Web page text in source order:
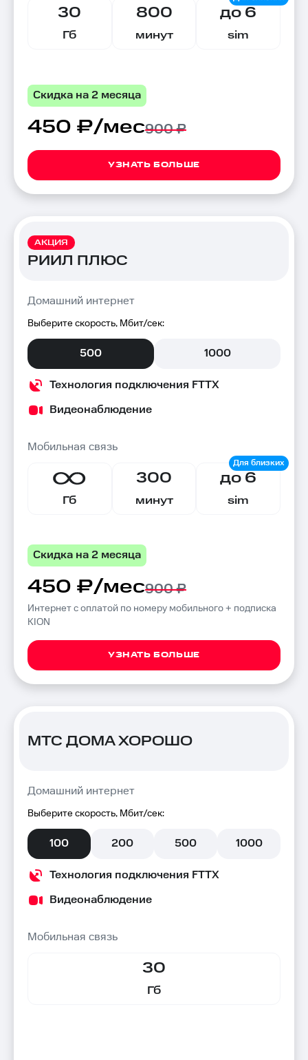
30
Гб
800
минут
до 6
sim
Скидка на 2 месяца
450 ₽/мес900 ₽
УЗНАТЬ БОЛЬШЕ
АКЦИЯ
РИИЛ ПЛЮС
Домашний интернет
Выберите скорость, Мбит/сек:
500 1000
Технология подключения FTTX
Видеонаблюдение
Мобильная связь
Гб
300
минут
до 6
sim
Скидка на 2 месяца
450 ₽/мес900 ₽
Интернет с оплатой по номеру мобильного + подписка
KION
УЗНАТЬ БОЛЬШЕ
МТС ДОМА ХОРОШО
Домашний интернет
Выберите скорость, Мбит/сек:
100 200 500 1000
Технология подключения FTTX
Видеонаблюдение
Мобильная связь
30
Гб